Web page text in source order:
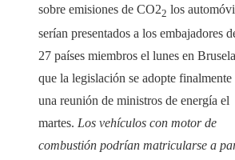
sobre emisiones de CO22 los
serían presentados a los embajadores
27 países miembros el lunes en
que la legislación se adopte finalmente
una reunión de ministros de energía el
martes. Los vehículos con motor de
combustión podrían matricularse a